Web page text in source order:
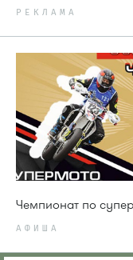
РЕКЛАМА
Чемпионат по
АФИША